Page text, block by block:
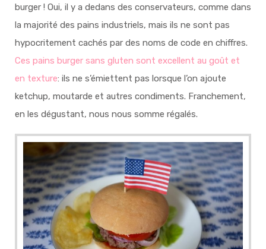
burger ! Oui, il y a dedans des conservateurs, comme dans
la majorité des pains industriels, mais ils ne sont pas
hypocritement cachés par des noms de code en chiffres.
Ces pains burger sans gluten sont excellent au goût et
en texture: ils ne s’émiettent pas lorsque l’on ajoute
ketchup, moutarde et autres condiments. Franchement,
en les dégustant, nous nous somme régalés.